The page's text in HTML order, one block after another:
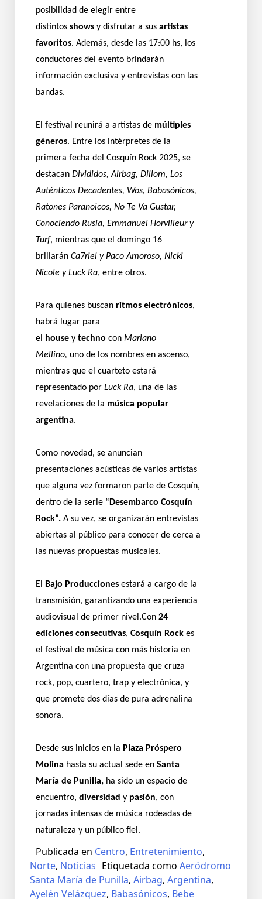
posibilidad de elegir entre
distintos shows y disfrutar a sus artistas
favoritos. Además, desde las 17:00 hs, los
conductores del evento brindarán
información exclusiva y entrevistas con las
bandas.
El festival reunirá a artistas de múltiples
géneros. Entre los intérpretes de la
primera fecha del Cosquín Rock 2025, se
destacan Divididos, Airbag, Dillom, Los
Auténticos Decadentes, Wos, Babasónicos,
Ratones Paranoicos, No Te Va Gustar,
Conociendo Rusia, Emmanuel Horvilleur y
Turf, mientras que el domingo 16
brillarán Ca7riel y Paco Amoroso, Nicki
Nicole y Luck Ra, entre otros.
Para quienes buscan ritmos electrónicos,
habrá lugar para
el house y techno con Mariano
Mellino, uno de los nombres en ascenso,
mientras que el cuarteto estará
representado por Luck Ra, una de las
revelaciones de la música popular
argentina.
Como novedad, se anuncian
presentaciones acústicas de varios artistas
que alguna vez formaron parte de Cosquín,
dentro de la serie “Desembarco Cosquín
Rock”. A su vez, se organizarán entrevistas
abiertas al público para conocer de cerca a
las nuevas propuestas musicales.
El Bajo Producciones estará a cargo de la
transmisión, garantizando una experiencia
audiovisual de primer nivel.Con 24
ediciones consecutivas, Cosquín Rock es
el festival de música con más historia en
Argentina con una propuesta que cruza
rock, pop, cuartero, trap y electrónica, y
que promete dos días de pura adrenalina
sonora.
Desde sus inicios en la Plaza Próspero
Molina hasta su actual sede en Santa
María de Punilla, ha sido un espacio de
encuentro, diversidad y pasión, con
jornadas intensas de música rodeadas de
naturaleza y un público fiel.
Publicada en Centro, Entretenimiento,
Norte, Noticias Etiquetada como Aeródromo
Santa María de Punilla, Airbag, Argentina,
Ayelén Velázquez, Babasónicos, Bebe